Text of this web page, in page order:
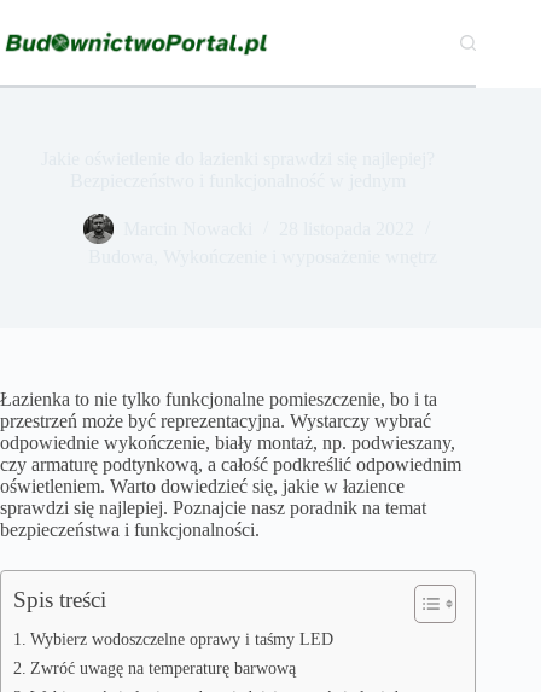
do
treści
Łazienka to nie tylko funkcjonalne pomieszczenie, bo i ta
przestrzeń może być reprezentacyjna. Wystarczy wybrać
odpowiednie wykończenie, biały montaż, np. podwieszany,
czy armaturę podtynkową, a całość podkreślić odpowiednim
oświetleniem. Warto dowiedzieć się, jakie w łazience
sprawdzi się najlepiej. Poznajcie nasz poradnik na temat
bezpieczeństwa i funkcjonalności.
Spis treści
Wybierz wodoszczelne oprawy i taśmy LED
Zwróć uwagę na temperaturę barwową